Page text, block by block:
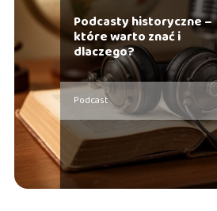
Podcasty historyczne –
które warto znać i
dlaczego?
Podcast